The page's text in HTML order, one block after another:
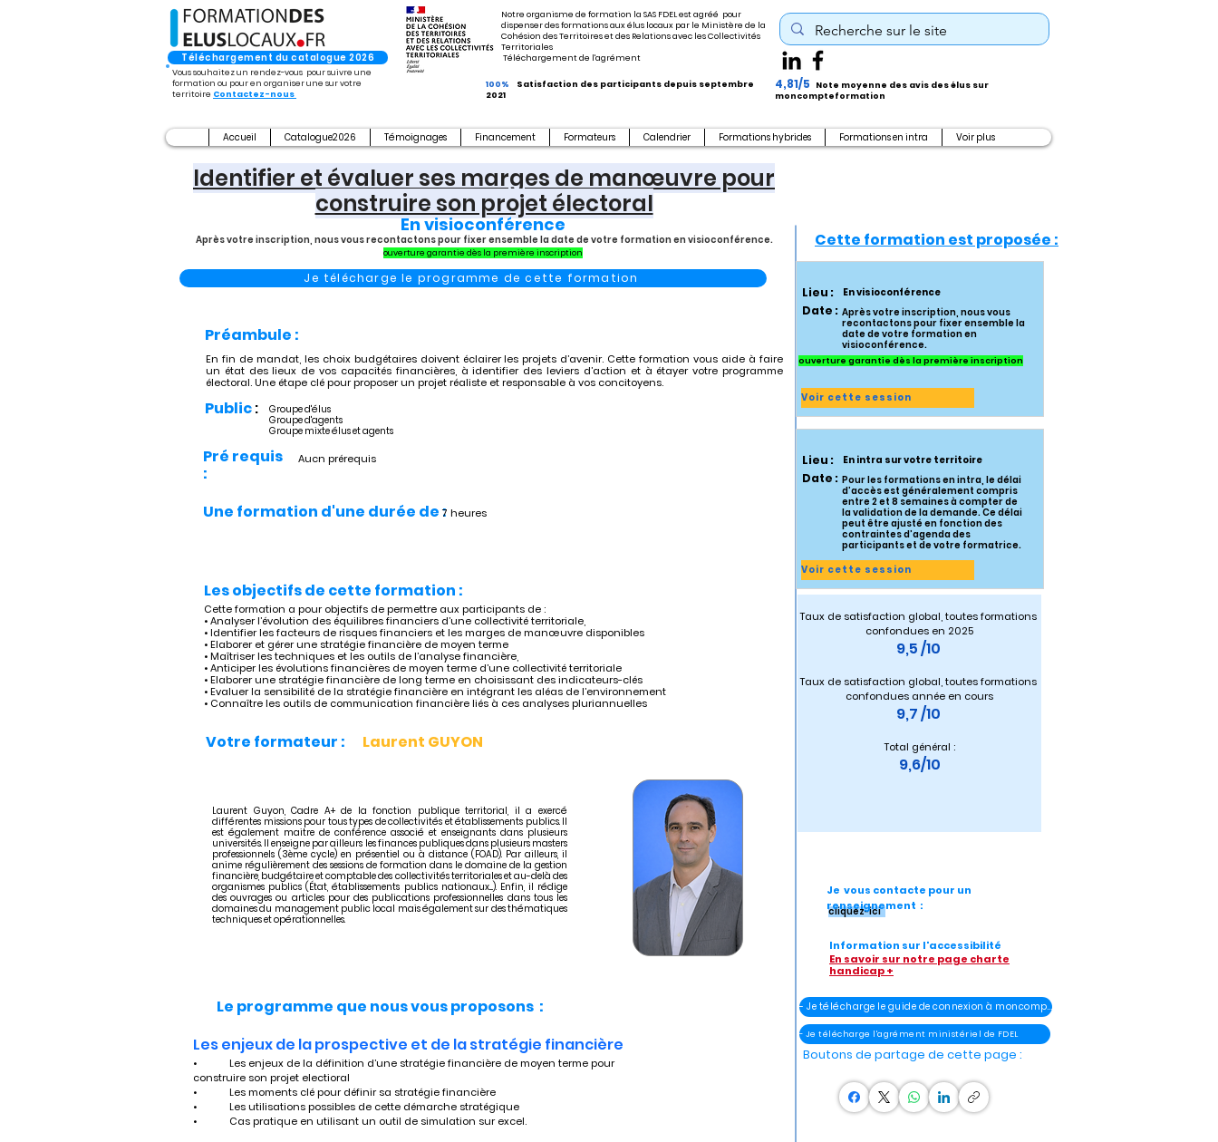
Téléchargement du catalogue 2026
Vous souhaitez un rendez-vous pour suivre une
formation ou pour en organiser une sur votre
territoire Contactez-nous
Notre organisme de formation la SAS FDEL est agréé pour
dispenser des formations aux élus locaux par le Ministère de la
Cohésion des Territoires et des Relations avec les Collectivités
Territoriales
Téléchargement de l'agrément
100% Satisfaction des participants depuis septembre
2021
4,81/5
Note moyenne des avis des élus sur
moncompteformation
Accueil Catalogue2026 Témoignages Financement Formateurs Calendrier Formations hybrides Formations en intra Voir plus
Identifier et évaluer ses marges de manœuvre pour
construire son projet électoral
En visioconférence
Après votre inscription, nous vous recontactons pour fixer ensemble la date de votre formation en visioconférence.
ouverture garantie dès la première inscription
Préambule :
En fin de mandat, les choix budgétaires doivent éclairer les projets d’avenir. Cette formation vous aide à faire
un état des lieux de vos capacités financières, à identifier des leviers d’action et à étayer votre programme
électoral. Une étape clé pour proposer un projet réaliste et responsable à vos concitoyens.
Public:
Groupe d'élus
Groupe d'agents
Groupe mixte élus et agents
Pré requis
:
Aucn prérequis
Une formation d'une durée de :7 heures
Les objectifs de cette formation :
Cette formation a pour objectifs de permettre aux participants de :
• Analyser l’évolution des équilibres financiers d’une collectivité territoriale,
• Identifier les facteurs de risques financiers et les marges de manœuvre disponibles
• Elaborer et gérer une stratégie financière de moyen terme
• Maîtriser les techniques et les outils de l’analyse financière,
• Anticiper les évolutions financières de moyen terme d’une collectivité territoriale
• Elaborer une stratégie financière de long terme en choisissant des indicateurs-clés
• Evaluer la sensibilité de la stratégie financière en intégrant les aléas de l’environnement
• Connaître les outils de communication financière liés à ces analyses pluriannuelles
Votre formateur : Laurent GUYON
Laurent Guyon, Cadre A+ de la fonction publique territorial, il a exercé
différentes missions pour tous types de collectivités et établissements publics. Il
est également maitre de conférence associé et enseignants dans plusieurs
universités. Il enseigne par ailleurs les finances publiques dans plusieurs masters
professionnels (3ème cycle) en présentiel ou à distance (FOAD). Par ailleurs, il
anime régulièrement des sessions de formation dans le domaine de la gestion
financière, budgétaire et comptable des collectivités territoriales et au-delà des
organismes publics (État, établissements publics nationaux....). Enfin, il rédige
des ouvrages ou articles pour des publications professionnelles dans tous les
domaines du management public local mais également sur des thématiques
techniques et opérationnelles.
Le programme que nous vous proposons :
Les enjeux de la prospective et de la stratégie financière
•	Les enjeux de la définition d’une stratégie financière de moyen terme pour
construire son projet electioral
•	Les moments clé pour définir sa stratégie financière
•	Les utilisations possibles de cette démarche stratégique
•	Cas pratique en utilisant un outil de simulation sur excel.
Je télécharge le programme de cette formation
Cette formation est proposée :
En visioconférence
Après votre inscription, nous vous
recontactons pour fixer ensemble la
date de votre formation en
visioconférence.
Lieu :
Date :
ouverture garantie dès la première inscription
Voir cette session
En intra sur votre territoire
Pour les formations en intra, le délai
d’accès est généralement compris
entre 2 et 8 semaines à compter de
la validation de la demande. Ce délai
peut être ajusté en fonction des
contraintes d’agenda des
participants et de votre formatrice.
Lieu :
Date :
Voir cette session
Taux de satisfaction global, toutes formations
confondues en 2025
9,5 /10
Taux de satisfaction global, toutes formations
confondues année en cours
9,7 /10
Total général :
9,6/10
cliquez-ici
Je vous contacte pour un
renseignement :
Information sur l'accessibilité
En savoir sur notre page charte
handicap +
- Je télécharge le guide de connexion à moncompteélu
- Je télécharge l'agrément ministériel de FDEL
Boutons de partage de cette page :